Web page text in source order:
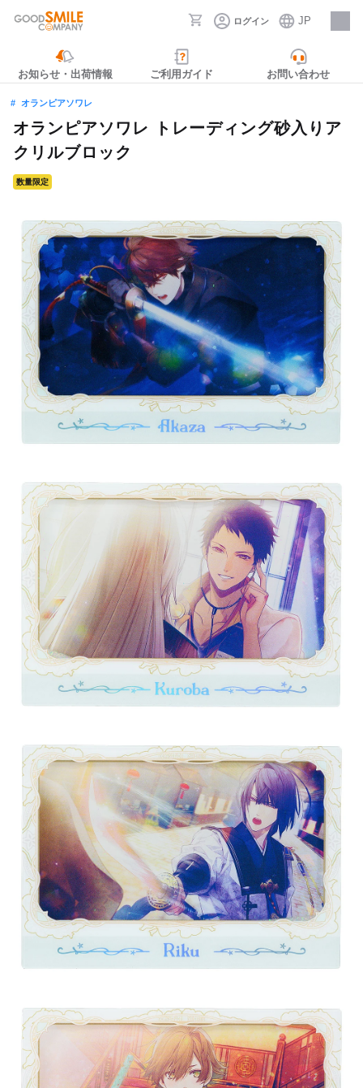
ログイン JP
採用情報
お知らせ・出荷情報 ご利用ガイド お問い合わせ
オランピアソワレ
オランピアソワレ トレーディング砂入りア
クリルブロック
数量限定